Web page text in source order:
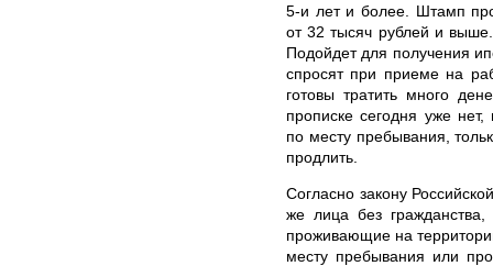
5-и лет и более. Штамп
от 32 тысяч рублей и
Подойдет для получения
спросят при приеме на
готовы тратить много
прописке сегодня уже
по месту пребывания,
продлить.
Согласно закону
же лица без
проживающие на
месту пребывания или